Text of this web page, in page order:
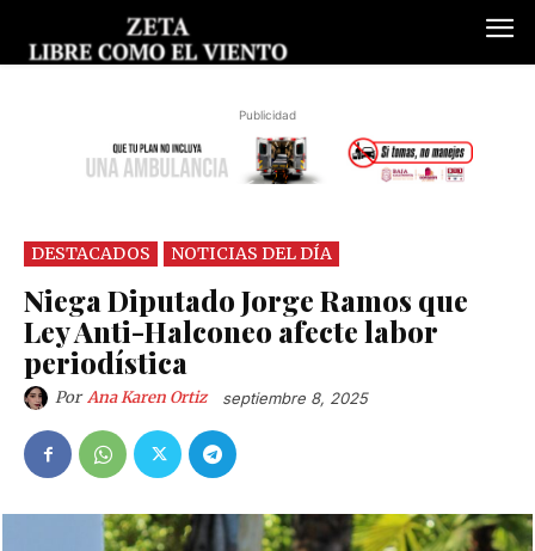
Publicidad
DESTACADOS NOTICIAS DEL DÍA
Niega Diputado Jorge Ramos que
Ley Anti-Halconeo afecte labor
periodística
Por Ana Karen Ortiz septiembre 8, 2025